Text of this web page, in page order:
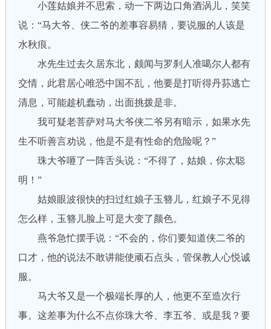
小莲姑娘并不思索，动一下两边口角酒涡儿，笑笑
说：“马大爷、侠二爷的差事容易猜，要说服的人该是
水秋痕。
水先生过去久居东北，颇闻与罗刹人准噶尔人都有
交情，此君居心唯恐中国不乱，他要是打听得丹荪逃亡
清息，可能趁机蠢动，出面挑拨是非。
我可疑老菩萨对马大爷侠二爷另有暗示，如果水先
生不听善言劝说，他是不是有性命的危险呢？”
珠大爷咂了一阵舌头说：“不得了，姑娘，你太聪
明！”
姑娘眼波很快的扫过红娘子玉簪儿，红娘子不见得
怎么样，玉簪儿脸上可是大变了颜色。
燕爷急忙摆手说：“不会的，你们要知道侠二爷的
口才，他的说法不敢讲能使顽石点头，管保教人心悦诚
服。
马大爷又是一个极端长厚的人，他更不至造次行
事。这差事为什么不点你珠大爷、李五爷、或是我？要